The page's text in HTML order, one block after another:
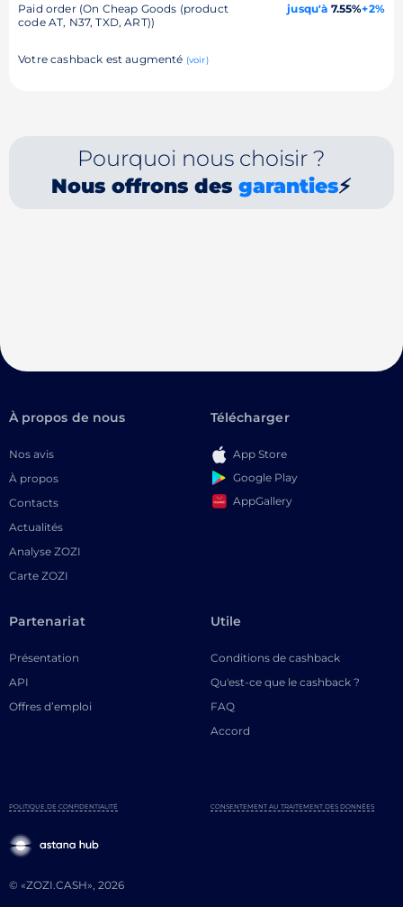
Paid order (On Cheap Goods (product
code AT, N37, TXD, ART))
jusqu'à 7.55%+2%
Votre cashback est augmenté (voir)
Pourquoi nous choisir ?
Nous offrons desgaranties⚡
À propos de nous
Nos avis
À propos
Contacts
Actualités
Analyse ZOZI
Carte ZOZI
Télécharger
App Store
Google Play
AppGallery
Partenariat
Présentation
API
Offres d’emploi
Utile
Conditions de cashback
Qu'est-ce que le cashback ?
FAQ
Accord
© «ZOZI.CASH», 2026
POLITIQUE DE CONFIDENTIALITÉ CONSENTEMENT AU TRAITEMENT DES DONNÉES